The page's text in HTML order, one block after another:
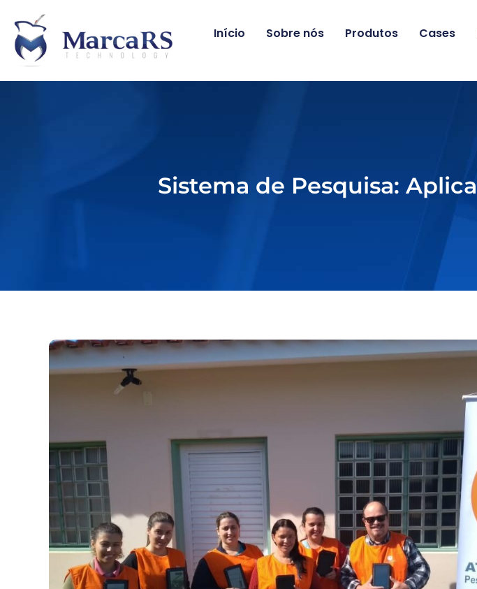
Início Sobre nós Produtos Cases
Sistema de Pesquisa: